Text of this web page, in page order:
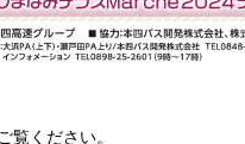
覧ください。